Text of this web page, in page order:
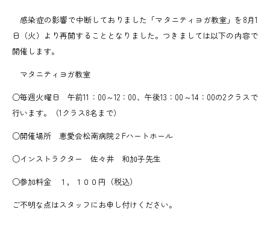
感染症の影響で中断しておりました「マタニティヨガ教室」を8月1
日（火）より再開することとなりました。つきましては以下の内容で
開催します。
マタニティヨガ教室
○毎週火曜日 午前11：00～12：00、午後13：00～14：00の2クラスで
行います。（1クラス8名まで）
○開催場所 恵愛会松南病院２Fハートホール
○インストラクター 佐々井 和加子先生
○参加料金 １，１００円（税込）
ご不明な点はスタッフにお申し付けください。